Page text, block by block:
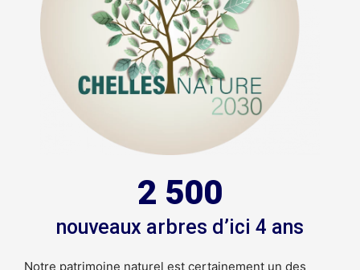
2 500
nouveaux arbres d’ici 4 ans
Notre patrimoine naturel est certainement un des